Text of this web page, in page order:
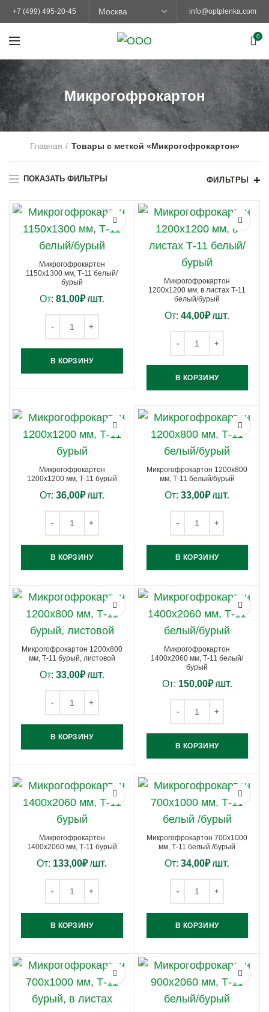
+7 (499) 495-20-45 info@optplenka.com
0
Микрогофрокартон
Главная Товары с меткой «Микрогофрокартон»
ПОКАЗАТЬ ФИЛЬТРЫ ФИЛЬТРЫ
Микрогофрокартон
1150х1300 мм, Т-11 белый/
бурый
От: 81,00₽ /ШТ.
В КОРЗИНУ
Микрогофрокартон
1200х1200 мм, в листах Т-11
белый/бурый
От:44,00₽ /ШТ.
В КОРЗИНУ
Микрогофрокартон
1200х1200 мм, Т-11 бурый
От: 36,00₽ /ШТ.
В КОРЗИНУ
Микрогофрокартон 1200х800
мм, Т-11 белый/бурый
От:33,00₽ /ШТ.
В КОРЗИНУ
Микрогофрокартон 1200х800
мм, Т-11 бурый, листовой
От: 33,00₽ /ШТ.
В КОРЗИНУ
Микрогофрокартон
1400х2060 мм, Т-11 белый/
бурый
От: 150,00₽ /ШТ.
В КОРЗИНУ
Микрогофрокартон
1400х2060 мм, Т-11 бурый
От: 133,00₽ /ШТ.
В КОРЗИНУ
Микрогофрокартон 700х1000
мм, Т-11 белый /бурый
От:34,00₽ /ШТ.
В КОРЗИНУ